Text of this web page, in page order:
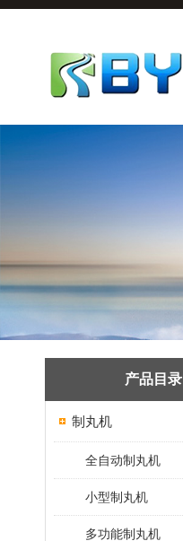
产品目录
制丸机
全自动制丸机
小型制丸机
多功能制丸机